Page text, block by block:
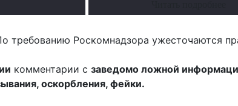
требованию Роскомнадзора ужесточаются
комментарии с заведомо ложной
оскорбления, фейки.